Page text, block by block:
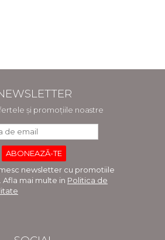
și promoțiile noastre
newsletter cu promotiile
Afla mai multe in Politica de